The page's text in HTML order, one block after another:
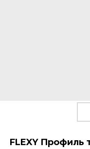
FLEXY Профиль